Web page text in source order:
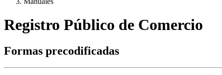
Registro Público de Comercio
Formas precodificadas